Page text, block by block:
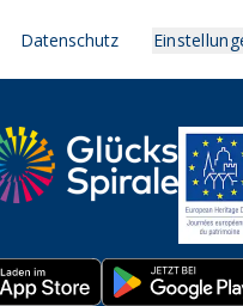
Datenschutz